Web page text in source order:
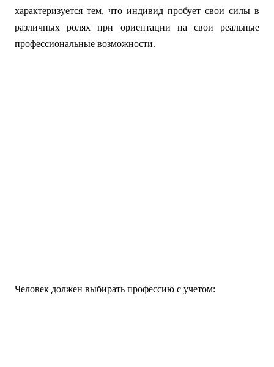
характеризуется тем, что индивид пробует свои силы в
различных ролях при ориентации на свои реальные
профессиональные возможности.
Человек должен выбирать профессию с учетом: